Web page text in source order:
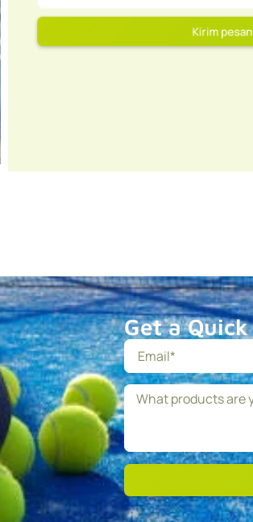
Kirim
Get a